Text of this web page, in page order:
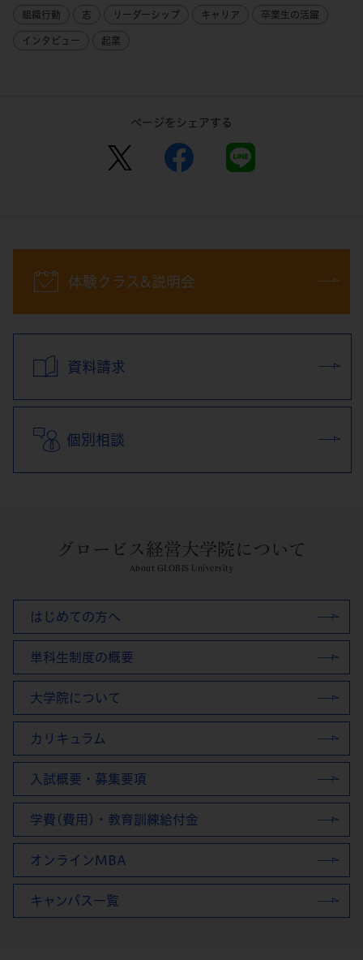
組織行動 志 リーダーシップ キャリア 卒業生の活躍
インタビュー 起業
ページをシェアする
体験クラス&説明会
資料請求
個別相談
グロービス経営大学院について
About GLOBIS University
はじめての方へ
単科生制度の概要
大学院について
カリキュラム
入試概要・募集要項
学費(費用)・教育訓練給付金
オンラインMBA
キャンパス一覧